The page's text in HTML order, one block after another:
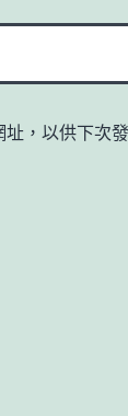
，以供下次